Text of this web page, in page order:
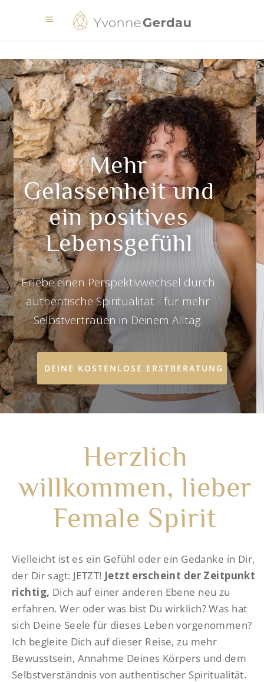
Mehr
Gelassenheit und
ein positives
Lebensgefühl
DEINE KOSTENLOSE ERSTBERATUNG
Erlebe einen Perspektivwechsel durch
authentische Spiritualität - für mehr
Selbstvertrauen in Deinem Alltag.
Herzlich
willkommen, lieber
Female Spirit
Vielleicht ist es ein Gefühl oder ein Gedanke in Dir,
der Dir sagt: JETZT! Jetzt erscheint der Zeitpunkt
richtig, Dich auf einer anderen Ebene neu zu
erfahren. Wer oder was bist Du wirklich? Was hat
sich Deine Seele für dieses Leben vorgenommen?
Ich begleite Dich auf dieser Reise, zu mehr
Bewusstsein, Annahme Deines Körpers und dem
Selbstverständnis von authentischer Spiritualität.